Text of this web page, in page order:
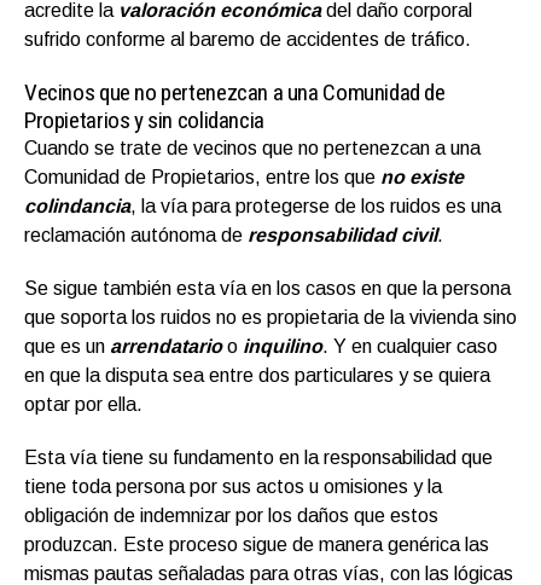
acredite la valoración económicadel daño corporal
sufrido conforme al baremo de accidentes de tráfico.
Vecinos que no pertenezcan a una Comunidad de
Propietarios y sin colidancia
Cuando se trate de vecinos que no pertenezcan a una
Comunidad de Propietarios, entre los que no existe
colindancia, la vía para protegerse de los ruidos es una
reclamación autónoma de responsabilidad civil.
Se sigue también esta vía en los casos en que la persona
que soporta los ruidos no es propietaria de la vivienda sino
que es un arrendatarioo inquilino. Y en cualquier caso
en que la disputa sea entre dos particulares y se quiera
optar por ella.
Esta vía tiene su fundamento en la responsabilidad que
tiene toda persona por sus actos u omisiones y la
obligación de indemnizar por los daños que estos
produzcan. Este proceso sigue de manera genérica las
mismas pautas señaladas para otras vías, con las lógicas